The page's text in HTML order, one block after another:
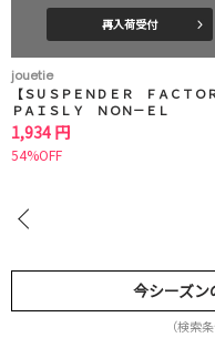
再入荷受付
jouetie
【ＳＵＳＰＥＮＤＥＲ ＦＡＣＴＯ
ＰＡＩＳＬＹ ＮＯＮ－ＥＬ
1,934 円
54%OFF
今シーズン
（検索